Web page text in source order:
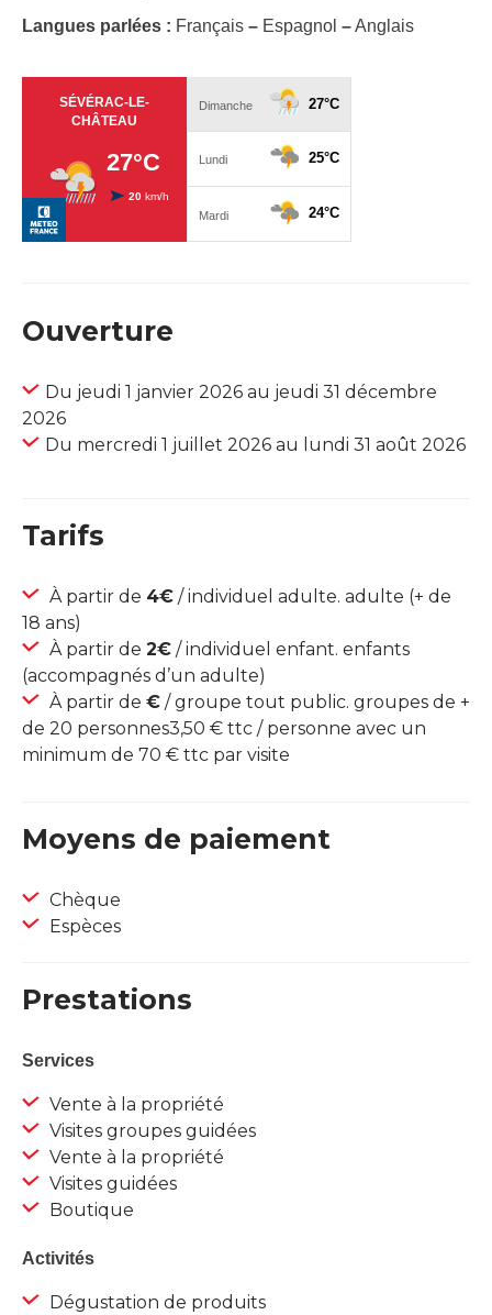
Langues parlées : Français – Espagnol –Anglais
Ouverture
Du jeudi 1 janvier 2026 au jeudi 31 décembre
2026
Du mercredi 1 juillet 2026 au lundi 31 août 2026
Tarifs
À partir de 4€ / individuel adulte. adulte (+ de
18 ans)
À partir de 2€ / individuel enfant. enfants
(accompagnés d’un adulte)
À partir de € / groupe tout public. groupes de +
de 20 personnes3,50 € ttc / personne avec un
minimum de 70 € ttc par visite
Moyens de paiement
Chèque
Espèces
Prestations
Services
Vente à la propriété
Visites groupes guidées
Vente à la propriété
Visites guidées
Boutique
Activités
Dégustation de produits